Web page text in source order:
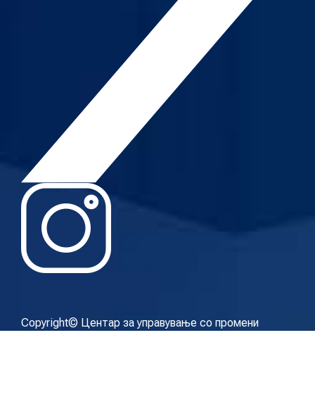
Copyright© Центар за управување со промени